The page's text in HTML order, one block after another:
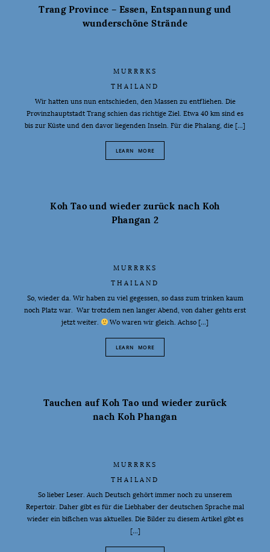
Trang Province – Essen, Entspannung und
wunderschöne Strände
MURRRKS
THAILAND
Wir hatten uns nun entschieden, den Massen zu entfliehen. Die
Provinzhauptstadt Trang schien das richtige Ziel. Etwa 40 km sind es
bis zur Küste und den davor liegenden Inseln. Für die Phalang, die […]
LEARN MORE
Koh Tao und wieder zurück nach Koh
Phangan 2
MURRRKS
THAILAND
So, wieder da. Wir haben zu viel gegessen, so dass zum trinken kaum
noch Platz war. War trotzdem nen langer Abend, von daher gehts erst
jetzt weiter.
Wo waren wir gleich. Achso […]
LEARN MORE
Tauchen auf Koh Tao und wieder zurück
nach Koh Phangan
MURRRKS
THAILAND
So lieber Leser. Auch Deutsch gehört immer noch zu unserem
Repertoir. Daher gibt es für die Liebhaber der deutschen Sprache mal
wieder ein bißchen was aktuelles. Die Bilder zu diesem Artikel gibt es
[…]